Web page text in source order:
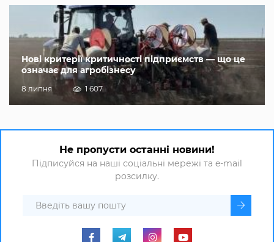
Нові критерії критичності підприємств — що це
означає для агробізнесу
8 липня 1 607
Не пропусти останні новини!
Підписуйся на наші соціальні мережі та e-mail
розсилку.